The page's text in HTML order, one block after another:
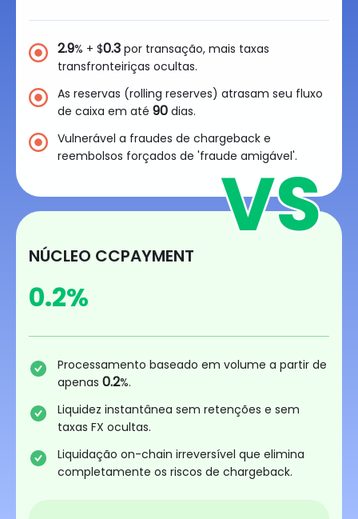
2.9% + $0.3 por transação, mais taxas
transfronteiriças ocultas.
As reservas (rolling reserves) atrasam seu fluxo
de caixa em até 90 dias.
Vulnerável a fraudes de chargeback e
reembolsos forçados de 'fraude amigável'.
NÚCLEO CCPAYMENT
0.2%
Processamento baseado em volume a partir de
apenas 0.2%.
Liquidez instantânea sem retenções e sem
taxas FX ocultas.
Liquidação on-chain irreversível que elimina
completamente os riscos de chargeback.